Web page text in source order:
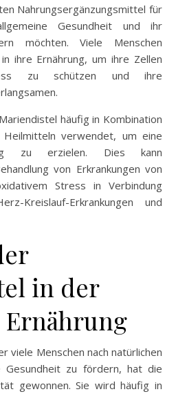
Nahrungsergänzungsmittel für
Gesundheit und ihr
möchten. Viele Menschen
ihre Ernährung, um ihre Zellen
zu schützen und ihre
häufig in Kombination
verwendet, um eine
zu erzielen. Dies kann
von Erkrankungen von
Stress in Verbindung
Kreislauf-Erkrankungen und
in der
viele Menschen nach natürlichen
Gesundheit zu fördern, hat die
gewonnen. Sie wird häufig in